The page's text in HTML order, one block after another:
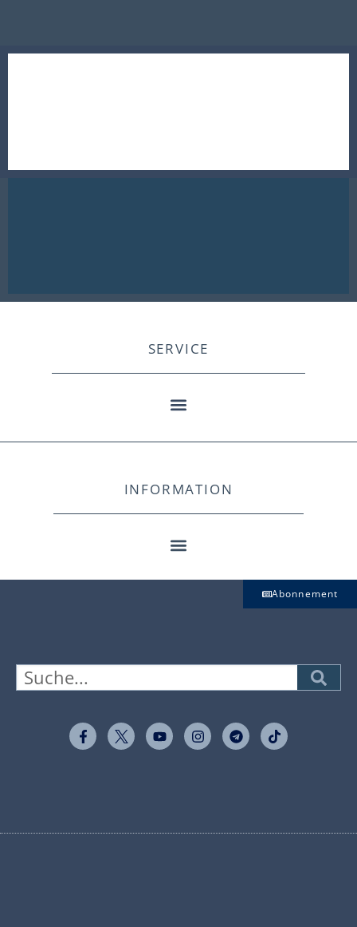
SERVICE
INFORMATION
Abonnement